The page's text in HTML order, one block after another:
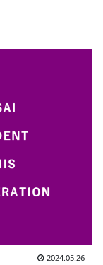
2024.05.26